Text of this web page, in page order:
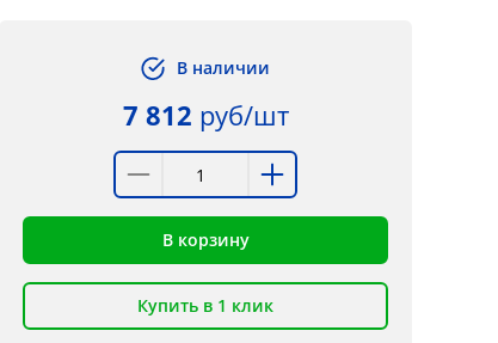
В наличии
7 812 руб/шт
В корзину
Купить в 1 клик